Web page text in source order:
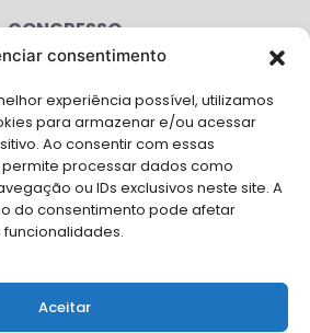
consentimento
experiência possível, utilizamos
para armazenar e/ou acessar
Ao consentir com essas
processar dados como
ou IDs exclusivos neste site. A
do consentimento pode afetar
Aceitar
CONGRESSO
CAMPANHAS
SERVIÇOS
FILIADAS
CONOSCO